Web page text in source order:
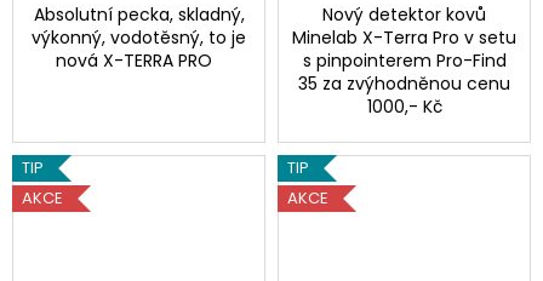
Absolutní pecka, skladný,
výkonný, vodotěsný, to je
nová X-TERRA PRO
Nový detektor kovů
Minelab X-Terra Pro v setu
s pinpointerem Pro-Find
35 za zvýhodněnou cenu
1000,- Kč
TIP
AKCE
TIP
AKCE